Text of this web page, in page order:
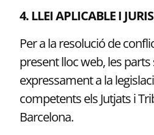
4. LLEI APLICABLE I
Per a la resolució de
present lloc web, les
expressament a la
competents els Jutjats i
Barcelona.